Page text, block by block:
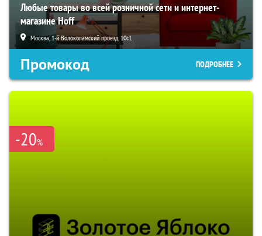
Любые товары во всей розничной сети и интернет-
магазине Hoff
Москва, 1-й Волоколамский проезд, 10с1
Промокод ПОДРОБНЕЕ
-20%